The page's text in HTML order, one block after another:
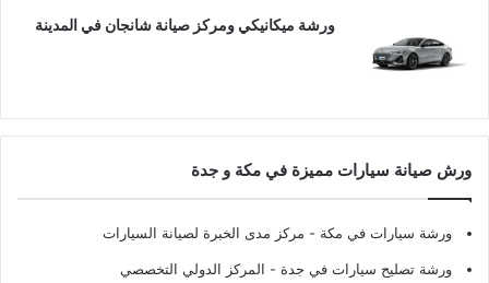
ورشة ميكانيكي ومركز صيانة شانجان في المدينة
ورش صيانة سيارات مميزة في مكة و جدة
ورشة سيارات في مكة - مركز مدى الخبرة لصيانة السيارات
ورشة تصليح سيارات في جدة - المركز الدولي التخصصي